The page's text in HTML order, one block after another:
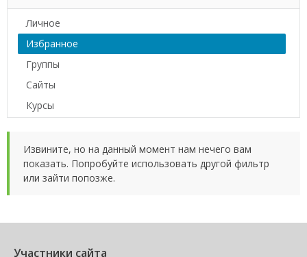
Личное
Избранное
Группы
Сайты
Курсы
Извините, но на данный момент нам нечего вам
показать. Попробуйте использовать другой фильтр
или зайти попозже.
Участники сайта